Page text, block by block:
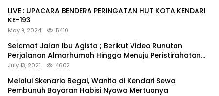
LIVE : UPACARA BENDERA PERINGATAN HUT KOTA KENDARI
KE-193
May 9, 2024 5410
Selamat Jalan Ibu Agista ; Berikut Video Runutan
Perjalanan Almarhumah Hingga Menuju Peristirahatan
Terakhir
July 13, 2021 4602
Melalui Skenario Begal, Wanita di Kendari Sewa
Pembunuh Bayaran Habisi Nyawa Mertuanya